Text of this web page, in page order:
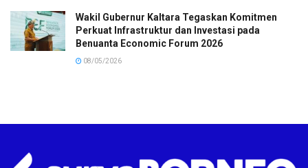
Wakil Gubernur Kaltara Tegaskan Komitmen
Perkuat Infrastruktur dan Investasi pada
Benuanta Economic Forum 2026
08/05/2026